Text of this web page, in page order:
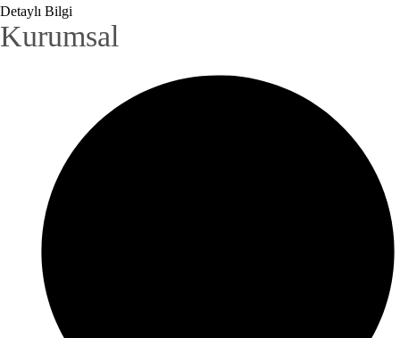
Detaylı Bilgi
Kurumsal